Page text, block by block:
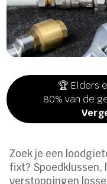
🏆 Elders
80% van de
Zoek je een
fixt? Spoedklussen,
verstoppingen